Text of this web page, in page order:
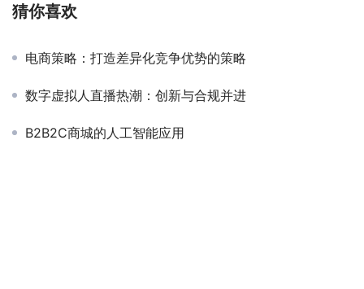
猜你喜欢
电商策略：打造差异化竞争优势的策略
数字虚拟人直播热潮：创新与合规并进
B2B2C商城的人工智能应用